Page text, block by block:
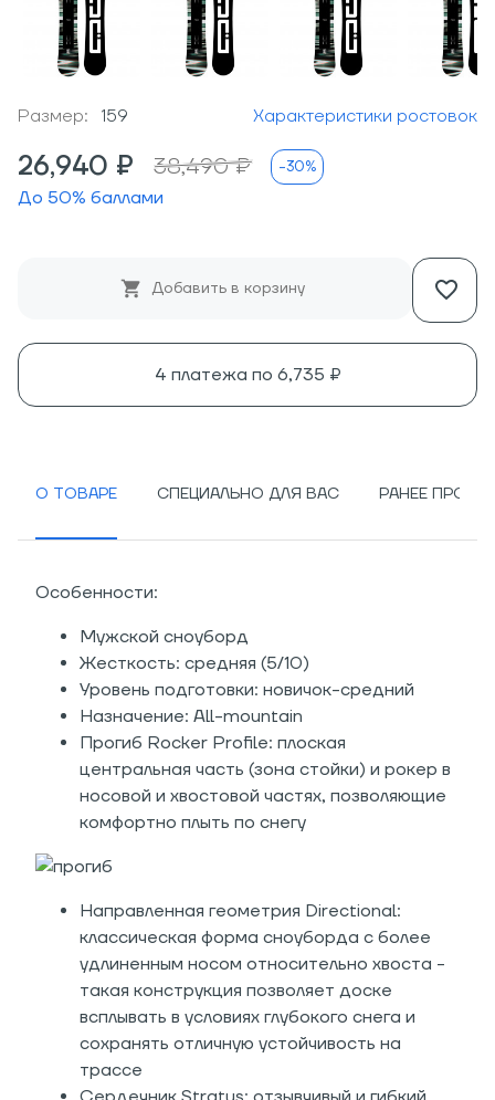
Размер: 159 Характеристики ростовок
26,940 ₽ 38,490 ₽ -30%
До 50% баллами
Добавить в корзину
4 платежа по 6,735 ₽
О ТОВАРЕ СПЕЦИАЛЬНО ДЛЯ ВАС РАНЕЕ
Особенности:
Мужской сноуборд
Жесткость: средняя (5/10)
Уровень подготовки: новичок-средний
Назначение: All-mountain
Прогиб Rocker Profile: плоская
центральная часть (зона стойки) и рокер в
носовой и хвостовой частях, позволяющие
комфортно плыть по снегу
Направленная геометрия Directional:
классическая форма сноуборда с более
удлиненным носом относительно хвоста -
такая конструкция позволяет доске
всплывать в условиях глубокого снега и
сохранять отличную устойчивость на
трассе